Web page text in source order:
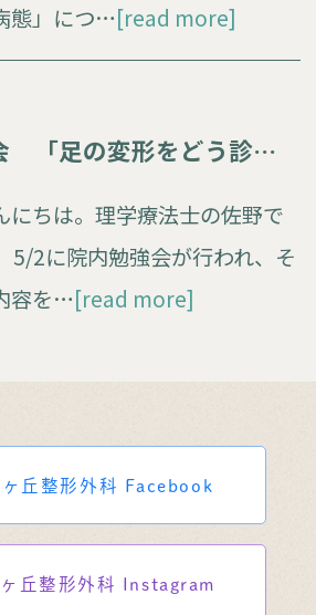
態」につ…[read more]
院内勉強会 「足の変形をどう診る？」
にちは。理学療法士の佐野で
5/2に院内勉強会が行われ、そ
容を…[read more]
丘整形外科 Facebook
丘整形外科 Instagram